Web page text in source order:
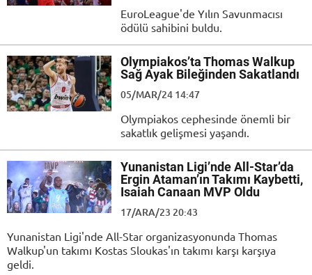
EuroLeague'de Yılın Savunmacısı
ödülü sahibini buldu.
Olympiakos’ta Thomas Walkup
Sağ Ayak Bileğinden Sakatlandı
05/MAR/24 14:47
Olympiakos cephesinde önemli bir
sakatlık gelişmesi yaşandı.
Yunanistan Ligi’nde All-Star’da
Ergin Ataman’ın Takımı Kaybetti,
Isaiah Canaan MVP Oldu
17/ARA/23 20:43
Yunanistan Ligi'nde All-Star organizasyonunda Thomas
Walkup'un takımı Kostas Sloukas'ın takımı karşı karşıya
geldi.